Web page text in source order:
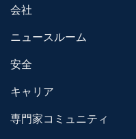
会社
ニュースルーム
安全
キャリア
専門家コミュニティ